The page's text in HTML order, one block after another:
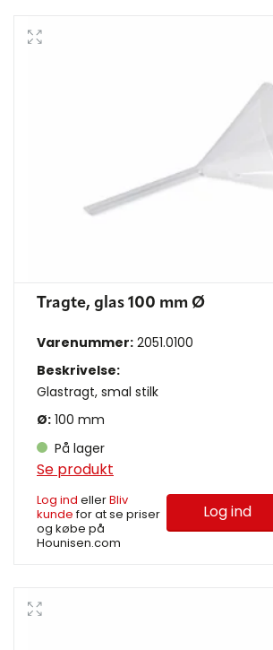
Tragte, glas 100 mm Ø
Varenummer: 2051.0100
Beskrivelse:
Glastragt, smal stilk
Ø: 100 mm
På lager
Se produkt
Log ind ellerBliv
kundefor at se priser
og købe på
Hounisen.com
Log ind